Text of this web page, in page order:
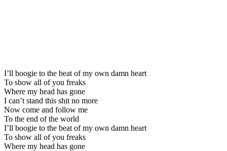
I’ll boogie to the beat of my own damn heart
To show all of you freaks
Where my head has gone
I can’t stand this shit no more
Now come and follow me
To the end of the world
I’ll boogie to the beat of my own damn heart
To show all of you freaks
Where my head has gone